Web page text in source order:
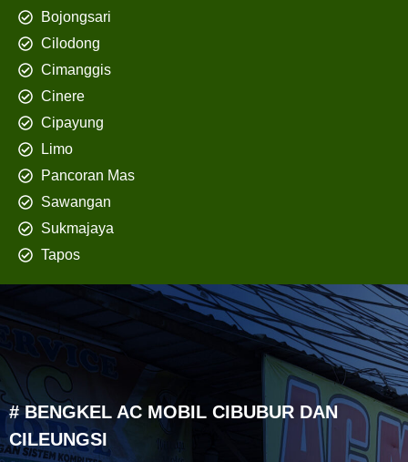
Bojongsari
Cilodong
Cimanggis
Cinere
Cipayung
Limo
Pancoran Mas
Sawangan
Sukmajaya
Tapos
# BENGKEL AC MOBIL CIBUBUR DAN
CILEUNGSI